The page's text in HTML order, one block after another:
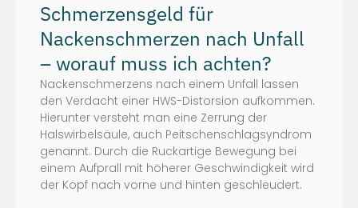
Schmerzensgeld für
Nackenschmerzen nach Unfall
– worauf muss ich achten?
Nackenschmerzens nach einem Unfall lassen
den Verdacht einer HWS-Distorsion aufkommen.
Hierunter versteht man eine Zerrung der
Halswirbelsäule, auch Peitschenschlagsyndrom
genannt. Durch die Ruckartige Bewegung bei
einem Aufprall mit höherer Geschwindigkeit wird
der Kopf nach vorne und hinten geschleudert.